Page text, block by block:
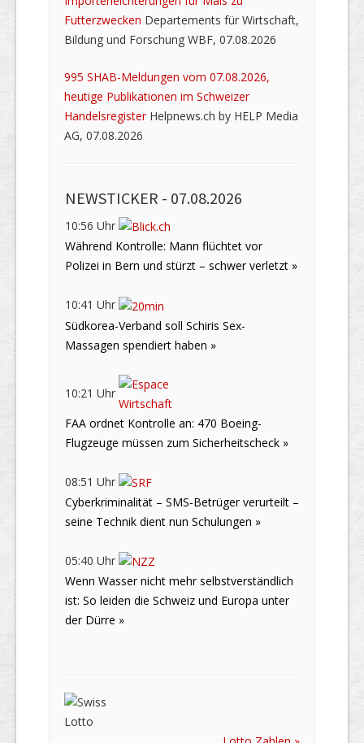
Futterzwecken Departements für Wirtschaft,
Bildung und Forschung WBF, 07.08.2026
995 SHAB-Meldungen vom 07.08.2026,
heutige Publikationen im Schweizer
HandelsregisterHelpnews.ch by HELP Media
AG, 07.08.2026
NEWSTICKER - 07.08.2026
10:56 Uhr
Während Kontrolle: Mann flüchtet vor
Polizei in Bern und stürzt – schwer verletzt »
10:41 Uhr
Südkorea-Verband soll Schiris Sex-
Massagen spendiert haben »
10:21 Uhr
FAA ordnet Kontrolle an: 470 Boeing-
Flugzeuge müssen zum Sicherheitscheck »
08:51 Uhr
Cyberkriminalität – SMS-Betrüger verurteilt –
seine Technik dient nun Schulungen »
05:40 Uhr
Wenn Wasser nicht mehr selbstverständlich
ist: So leiden die Schweiz und Europa unter
der Dürre »